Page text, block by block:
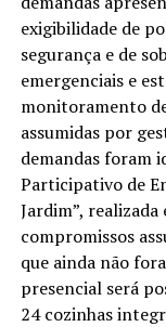
exigibilidade de
segurança e de
emergenciais e
monitoramento
assumidas por
demandas foram
Participativo de
Jardim”,
compromissos
que ainda não
presencial será
24 cozinhas